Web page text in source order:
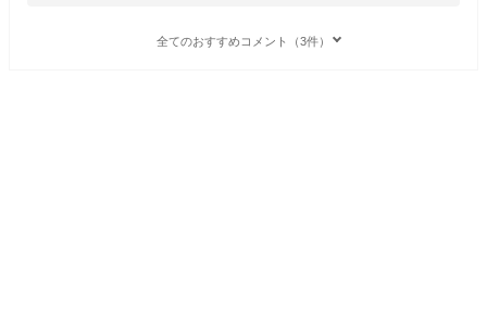
全てのおすすめコメント（3件）